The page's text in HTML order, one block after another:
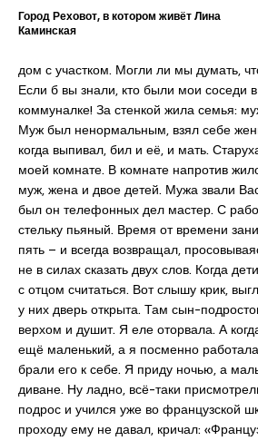
Город Реховот, в котором живёт Лина
Каминская
дом с участком. Могли ли мы думать,
Если б вы знали, кто были мои соседи
коммуналке! За стенкой жила семья:
Муж был ненормальным, взял себе
когда выпивал, бил и её, и мать.
моей комнате. В комнате напротив
муж, жена и двое детей. Мужа звали
был он телефонных дел мастер. С
стельку пьяный. Время от времени
пять – и всегда возвращал,
не в силах сказать двух слов. Когда
с отцом считаться. Вот слышу крик,
у них дверь открыта. Там сын-
верхом и душит. Я еле оторвала. А
ещё маленький, а я посменно
брали его к себе. Я приду ночью, а
диване. Ну ладно, всё-таки
подрос и учился уже во французской
проходу ему не давал, кричал: